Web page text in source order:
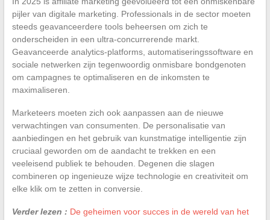
pijler van digitale marketing. Professionals in de sector moeten
steeds geavanceerdere tools beheersen om zich te
onderscheiden in een ultra-concurrerende markt.
Geavanceerde analytics-platforms, automatiseringssoftware en
sociale netwerken zijn tegenwoordig onmisbare bondgenoten
om campagnes te optimaliseren en de inkomsten te
maximaliseren.
Marketeers moeten zich ook aanpassen aan de nieuwe
verwachtingen van consumenten. De personalisatie van
aanbiedingen en het gebruik van kunstmatige intelligentie zijn
cruciaal geworden om de aandacht te trekken en een
veeleisend publiek te behouden. Degenen die slagen
combineren op ingenieuze wijze technologie en creativiteit om
elke klik om te zetten in conversie.
Verder lezen : De geheimen voor succes in de wereld van het